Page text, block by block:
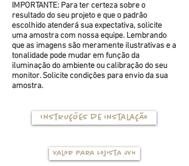
IMPORTANTE: Para ter certeza sobre o
resultado do seu projeto e que o padrão
escolhido atenderá sua expectativa, solicite
uma amostra com nossa equipe. Lembrando
que as imagens são meramente ilustrativas e a
tonalidade pode mudar em função da
iluminação do ambiente ou calibração do seu
monitor. Solicite condições para envio da sua
amostra.
Instruções de instalação
Valor para Lojista JVN